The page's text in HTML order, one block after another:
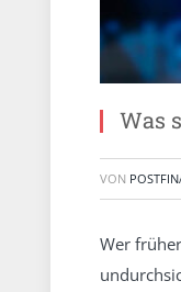
Was
VON
Wer